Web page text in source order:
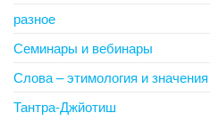
разное
Семинары и вебинары
Слова – этимология и значения
Тантра-Джйотиш